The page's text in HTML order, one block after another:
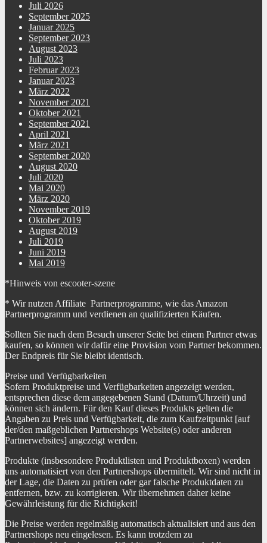
Juli 2026
September 2025
Januar 2025
September 2023
August 2023
Juli 2023
Februar 2023
Januar 2023
März 2022
November 2021
Oktober 2021
September 2021
April 2021
März 2021
September 2020
August 2020
Juli 2020
Mai 2020
März 2020
November 2019
Oktober 2019
August 2019
Juli 2019
Juni 2019
Mai 2019
*Hinweis von escooter-szene
* Wir nutzen Affiliate Partnerprogramme, wie das Amazon
Partnerprogramm und verdienen an qualifizierten Käufen.
Sollten Sie nach dem Besuch unserer Seite bei einem Partner etwas
kaufen, so können wir dafür eine Provision vom Partner bekommen.
Der Endpreis für Sie bleibt identisch.
Preise und Verfügbarkeiten
Sofern Produktpreise und Verfügbarkeiten angezeigt werden,
entsprechen diese dem angegebenen Stand (Datum/Uhrzeit) und
können sich ändern. Für den Kauf dieses Produkts gelten die
Angaben zu Preis und Verfügbarkeit, die zum Kaufzeitpunkt [auf
der/den maßgeblichen Partnershops Website(s) oder anderen
Partnerwebsites] angezeigt werden.
Produkte (insbesondere Produktlisten und Produktboxen) werden
uns automatisiert von den Partnershops übermittelt. Wir sind nicht in
der Lage, die Daten zu prüfen oder gar falsche Produktdaten zu
entfernen, bzw. zu korrigieren. Wir übernehmen daher keine
Gewährleistung für die Richtigkeit!
Die Preise werden regelmäßig automatisch aktualisiert und aus den
Partnershops neu eingelesen. Es kann trotzdem zu